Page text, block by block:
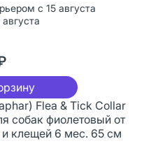
с 15 августа
Flea & Tick Collar
собак фиолетовый от
клещей 6 мес. 65 см